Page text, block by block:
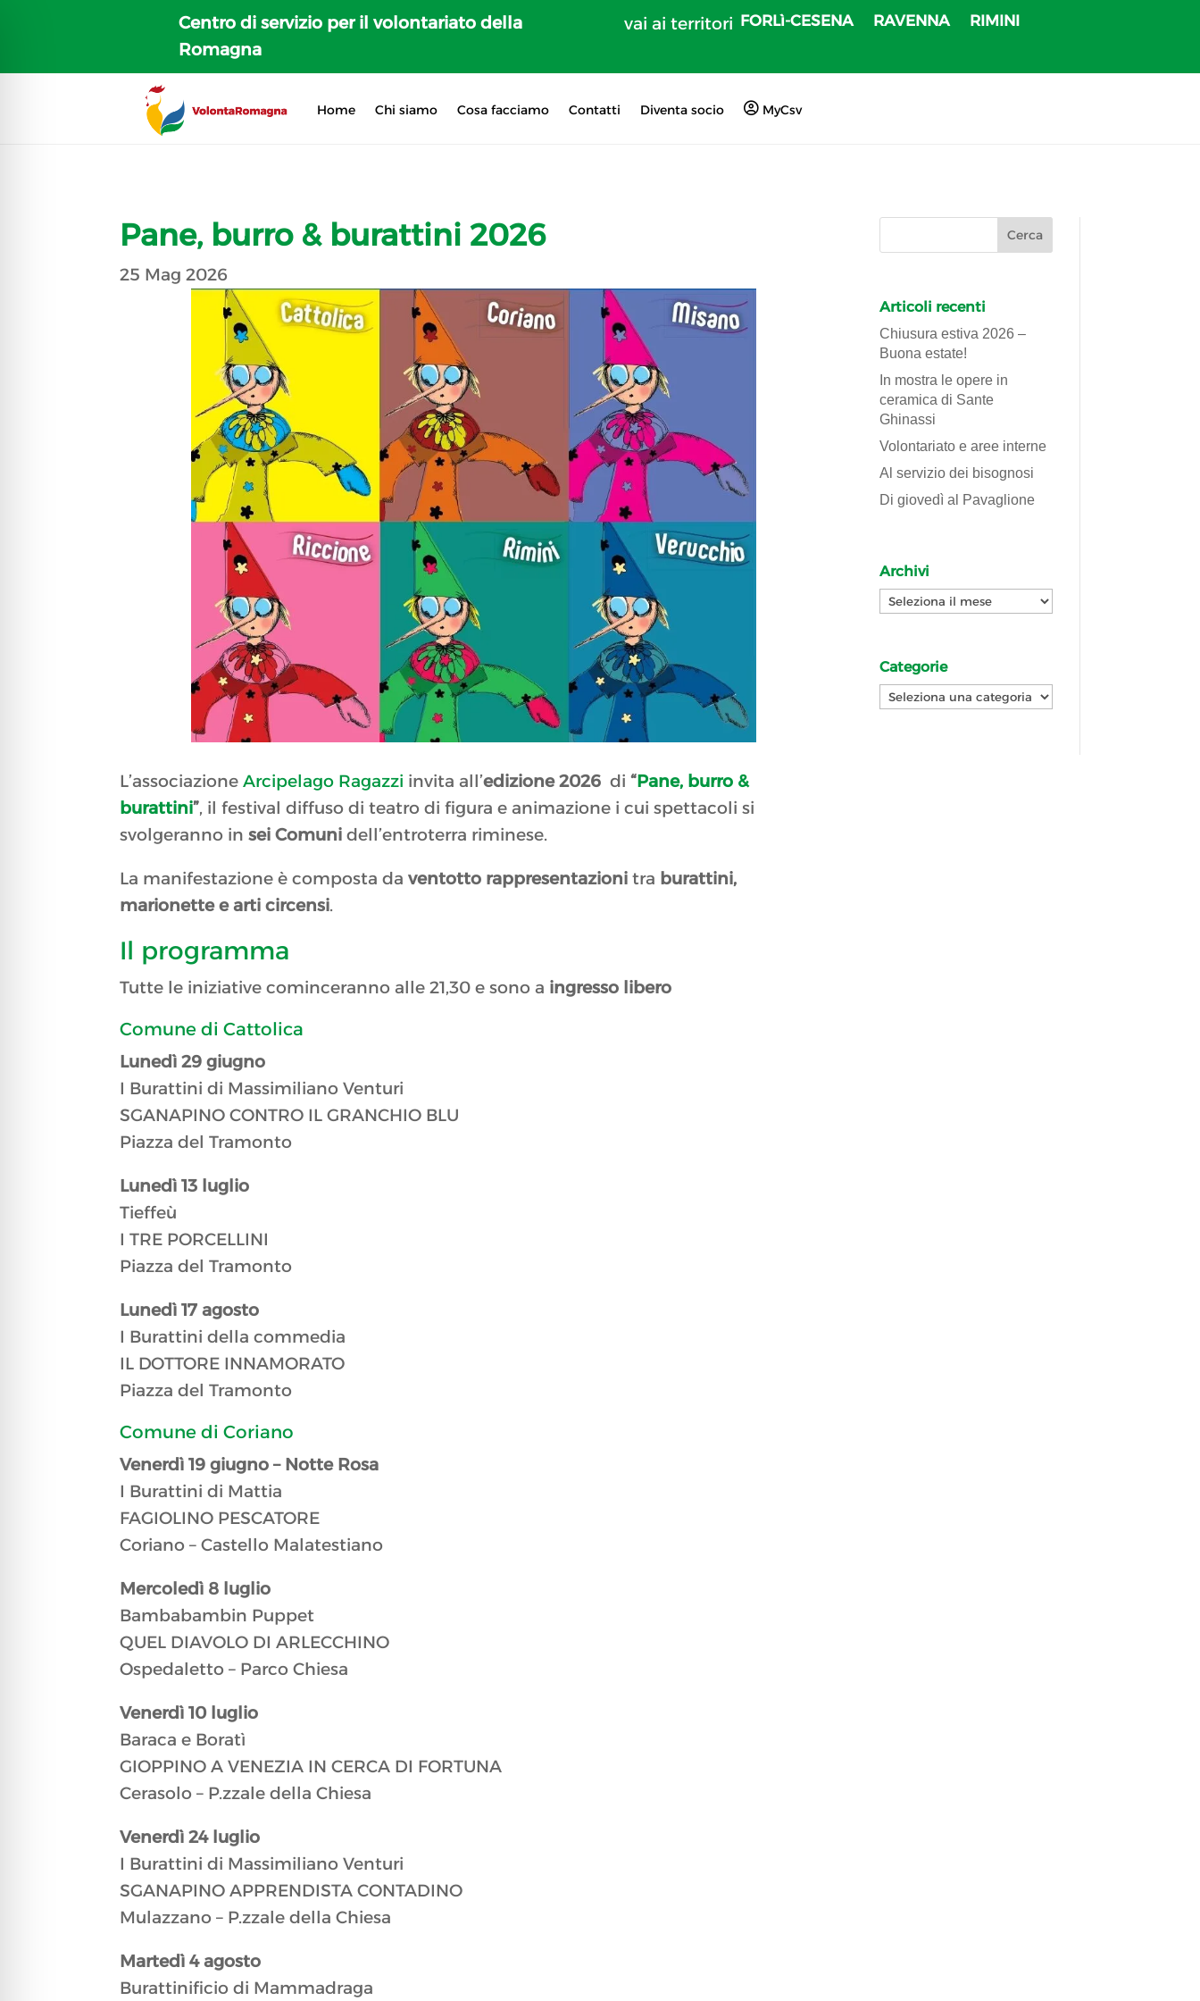
Centro di servizio per il volontariato della
Romagna
vai ai territori FORLì-CESENA RAVENNA RIMINI
Home Chi siamo Cosa facciamo Contatti Diventa socio MyCsv
Pane, burro & burattini 2026
25 Mag 2026
L’associazioneArcipelago Ragazzi invita all’edizione 2026 di“Pane, burro &
burattini”, il festival diffuso di teatro di figura e animazione i cui spettacoli si
svolgeranno insei Comuni dell’entroterra riminese.
La manifestazione è composta daventotto rappresentazioni tra burattini,
marionette e arti circensi.
Il programma
Tutte le iniziative cominceranno alle 21,30 e sono a ingresso libero
Comune di Cattolica
Lunedì 29 giugno
I Burattini di Massimiliano Venturi
SGANAPINO CONTRO IL GRANCHIO BLU
Piazza del Tramonto​​
Lunedì 13 luglio
Tieffeù
I TRE PORCELLINI
Piazza del Tramonto​
Lunedì 17 agosto
I Burattini della commedia
IL DOTTORE INNAMORATO
Piazza del Tramonto​
Comune di Coriano​
Venerdì 19 giugno – Notte Rosa
I Burattini di Mattia
FAGIOLINO PESCATORE
Coriano – Castello Malatestiano
Mercoledì 8 luglio
Bambabambin Puppet
QUEL DIAVOLO DI ARLECCHINO
Ospedaletto – Parco Chiesa
Venerdì 10 luglio
Baraca e Boratì
GIOPPINO A VENEZIA IN CERCA DI FORTUNA
Cerasolo – P.zzale della Chiesa​
Venerdì 24 luglio
I Burattini di Massimiliano Venturi
SGANAPINO APPRENDISTA CONTADINO
Mulazzano – P.zzale della Chiesa
Martedì 4 agosto
Burattinificio di Mammadraga
Articoli recenti
Chiusura estiva 2026 –
Buona estate!
In mostra le opere in
ceramica di Sante
Ghinassi
Volontariato e aree interne
Al servizio dei bisognosi
Di giovedì al Pavaglione
Archivi
Archivi
Categorie
Categorie